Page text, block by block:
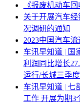
《报废机动车
关于开展汽车
况调研的通知
2023中国汽车
车讯早知道 | 国
利润同比增长
运行/长城三季
车讯早知道 | 七
工作 开展为期3